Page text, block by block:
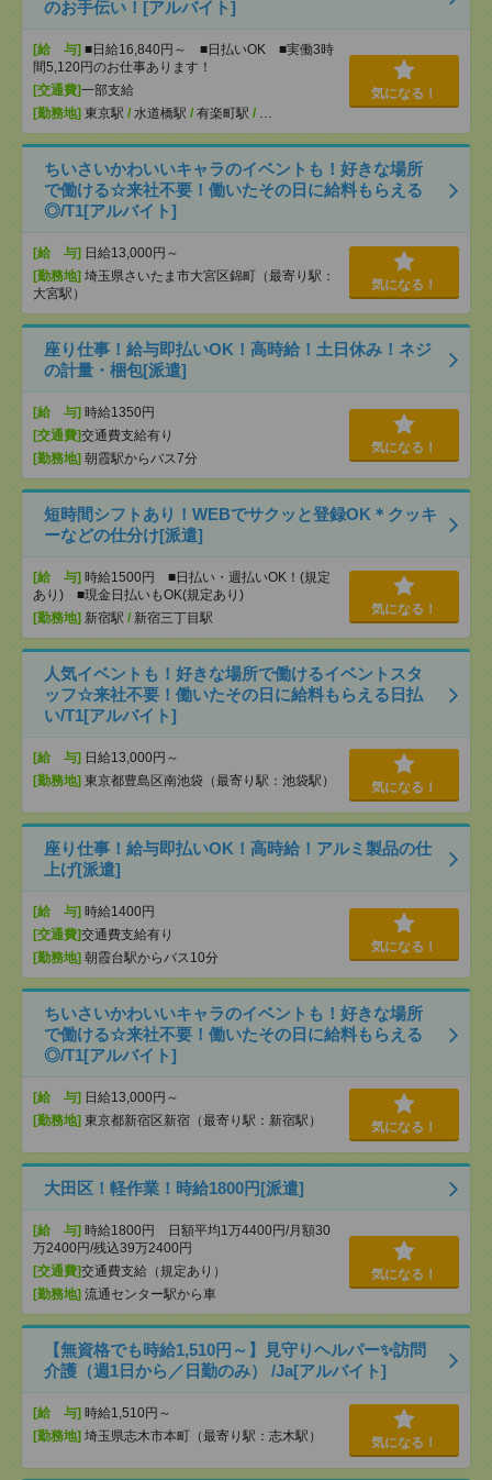
のお手伝い！[アルバイト]
[給 与] ■日給16,840円～ ■日払いOK ■実働3時
間5,120円のお仕事あります！
[交通費]一部支給
[勤務地] 東京駅 / 水道橋駅 / 有楽町駅 / …
気になる！
ちいさいかわいいキャラのイベントも！好きな場所
で働ける☆来社不要！働いたその日に給料もらえる
◎/T1[アルバイト]
[給 与] 日給13,000円～
[勤務地] 埼玉県さいたま市大宮区錦町（最寄り駅：
大宮駅）
気になる！
座り仕事！給与即払いOK！高時給！土日休み！ネジ
の計量・梱包[派遣]
[給 与] 時給1350円
[交通費]交通費支給有り
[勤務地] 朝霞駅からバス7分
気になる！
短時間シフトあり！WEBでサクッと登録OK＊クッキ
ーなどの仕分け[派遣]
[給 与] 時給1500円 ■日払い・週払いOK！(規定
あり) ■現金日払いもOK(規定あり)
[勤務地] 新宿駅 / 新宿三丁目駅
気になる！
人気イベントも！好きな場所で働けるイベントスタ
ッフ☆来社不要！働いたその日に給料もらえる日払
い/T1[アルバイト]
[給 与] 日給13,000円～
[勤務地] 東京都豊島区南池袋（最寄り駅：池袋駅） 気になる！
座り仕事！給与即払いOK！高時給！アルミ製品の仕
上げ[派遣]
[給 与] 時給1400円
[交通費]交通費支給有り
[勤務地] 朝霞台駅からバス10分
気になる！
ちいさいかわいいキャラのイベントも！好きな場所
で働ける☆来社不要！働いたその日に給料もらえる
◎/T1[アルバイト]
[給 与] 日給13,000円～
[勤務地] 東京都新宿区新宿（最寄り駅：新宿駅） 気になる！
大田区！軽作業！時給1800円[派遣]
[給 与] 時給1800円 日額平均1万4400円/月額30
万2400円/残込39万2400円
[交通費]交通費支給（規定あり）
[勤務地] 流通センター駅から車
気になる！
【無資格でも時給1,510円～】見守りヘルパー✨訪問
介護（週1日から／日勤のみ） /Ja[アルバイト]
[給 与] 時給1,510円～
[勤務地] 埼玉県志木市本町（最寄り駅：志木駅） 気になる！